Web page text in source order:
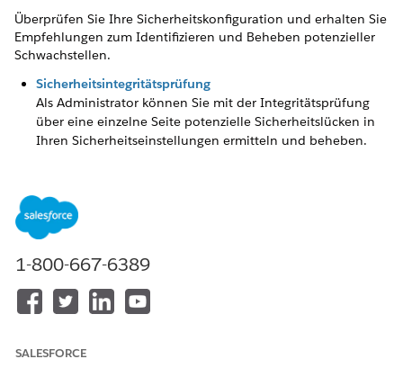
Überprüfen Sie Ihre Sicherheitskonfiguration und erhalten Sie
Empfehlungen zum Identifizieren und Beheben potenzieller
Schwachstellen.
Sicherheitsintegritätsprüfung
Als Administrator können Sie mit der Integritätsprüfung
über eine einzelne Seite potenzielle Sicherheitslücken in
Ihren Sicherheitseinstellungen ermitteln und beheben.
Sicherheitsgrundlage, beispielsweise dem Salesforce-
Basisstandard, abschneidet. Sie können bis zu fünf
benutzerdefinierte Grundlagen hochladen, die anstelle
Mit Security Center Essentials können Sie den
anderer grundlegender Sicherheitskennzahlen
1-800-667-6389
SALESFORCE